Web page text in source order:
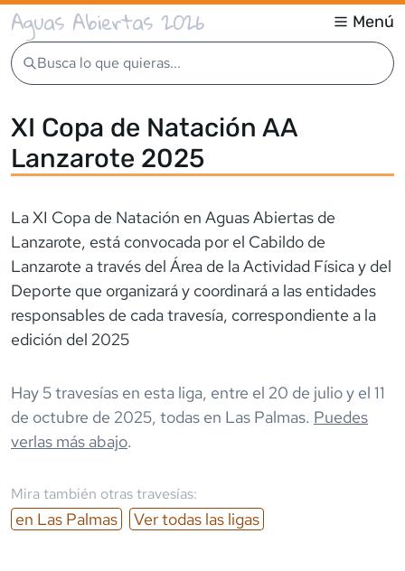
Aguas Abiertas 2026 Menú
Busca lo que quieras...
XI Copa de Natación AA
Lanzarote 2025
La XI Copa de Natación en Aguas Abiertas de
Lanzarote, está convocada por el Cabildo de
Lanzarote a través del Área de la Actividad Física y del
Deporte que organizará y coordinará a las entidades
responsables de cada travesía, correspondiente a la
edición del 2025
Hay 5travesías en esta liga, entre el 20 de julioy el 11
de octubre de 2025, todas en Las Palmas. Puedes
verlas más abajo.
Mira también otras travesías:
en Las Palmas Ver todas las ligas